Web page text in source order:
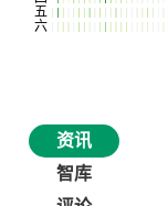
资讯
智库